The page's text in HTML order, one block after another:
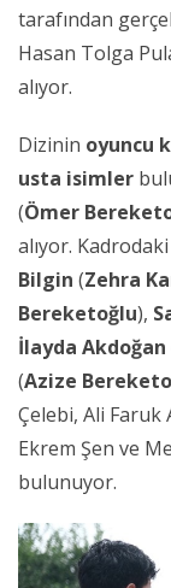
tarafından
Hasan Tolga
alıyor.
Dizinin oyuncu
usta isimler
(Ömer
alıyor.
Bilgin (Zehra
Bereketoğlu),
İlayda Akdoğan
(Azize
Çelebi, Ali
Ekrem Şen ve
bulunuyor.